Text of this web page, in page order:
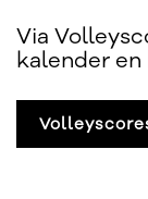
Via
kalender